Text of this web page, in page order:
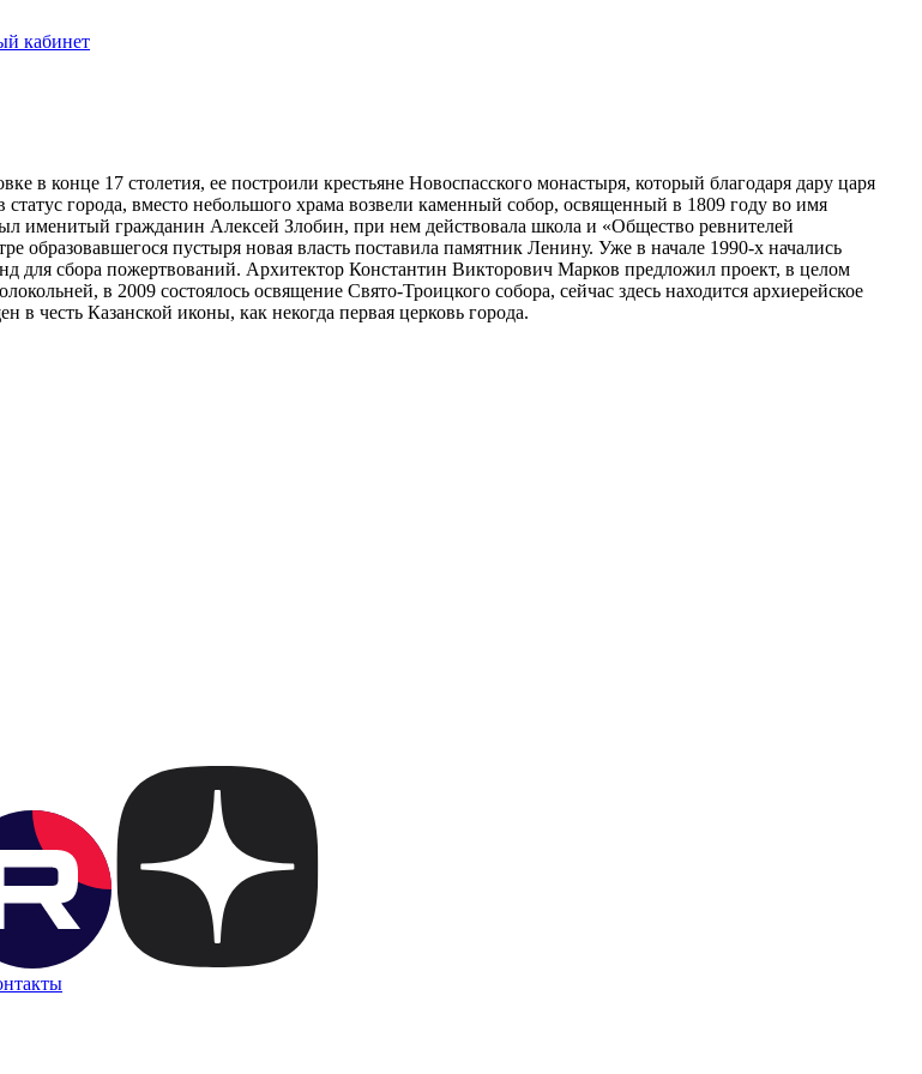
кабинет
в конце 17 столетия, ее построили крестьяне Новоспасского монастыря, который благодаря дару царя
города, вместо небольшого храма возвели каменный собор, освященный в 1809 году во имя
именитый гражданин Алексей Злобин, при нем действовала школа и «Общество ревнителей
образовавшегося пустыря новая власть поставила памятник Ленину. Уже в начале 1990-х начались
для сбора пожертвований. Архитектор Константин Викторович Марков предложил проект, в целом
в 2009 состоялось освящение Свято-Троицкого собора, сейчас здесь находится архиерейское
в честь Казанской иконы, как некогда первая церковь города.